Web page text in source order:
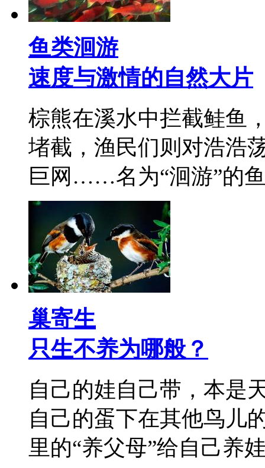
鱼类洄游
速度与激情的自然大片
棕熊在溪水中拦截鲑鱼
堵截，渔民们则对浩浩
巨网……名为“洄游”的
巢寄生
只生不养为哪般？
自己的娃自己带，本是
自己的蛋下在其他鸟儿
里的“养父母”给自己